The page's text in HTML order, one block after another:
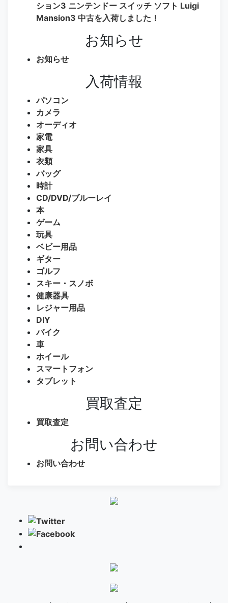
ション3 ニンテンドー スイッチ ソフト Luigi
Mansion3 中古を入荷しました！
お知らせ
お知らせ
入荷情報
パソコン
カメラ
オーディオ
家電
家具
衣類
バッグ
時計
CD/DVD/ブルーレイ
本
ゲーム
玩具
ベビー用品
ギター
ゴルフ
スキー・スノボ
健康器具
レジャー用品
DIY
バイク
車
ホイール
スマートフォン
タブレット
買取査定
買取査定
お問い合わせ
お問い合わせ